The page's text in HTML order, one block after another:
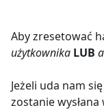
Aby zresetować
użytkownika LUB
Jeżeli uda nam
zostanie